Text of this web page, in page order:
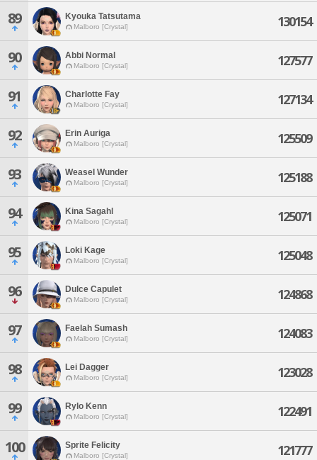
89 Kyouka Tatsutama
Malboro [Crystal] 130154
90 Abbi Normal
Malboro [Crystal] 127577
91 Charlotte Fay
Malboro [Crystal] 127134
92 Erin Auriga
Malboro [Crystal] 125509
93 Weasel Wunder
Malboro [Crystal] 125188
94 Kina Sagahl
Malboro [Crystal] 125071
95 Loki Kage
Malboro [Crystal] 125048
96 Dulce Capulet
Malboro [Crystal] 124868
97 Faelah Sumash
Malboro [Crystal] 124083
98 Lei Dagger
Malboro [Crystal] 123028
99 Rylo Kenn
Malboro [Crystal] 122491
100 Sprite Felicity
Malboro [Crystal] 121777